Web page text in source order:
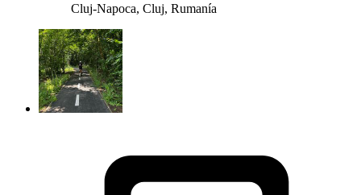
Cluj-Napoca, Cluj, Rumanía